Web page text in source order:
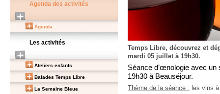
Agenda des activités
Agenda
Les activités
Ateliers enfants
Balades Temps Libre
La Semaine Bleue
Temps Libre, découvrez et
mardi 05 juillet à 19h30.
Séance d’œnologie avec un
19h30 à Beauséjour.
Thème de la séance : les vins